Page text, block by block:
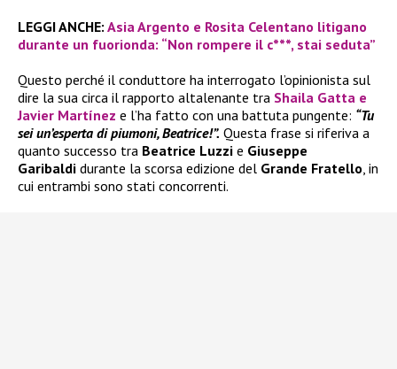
LEGGI ANCHE: Asia Argento e Rosita Celentano litigano
durante un fuorionda: “Non rompere il c***, stai seduta”
Questo perché il conduttore ha interrogato l’opinionista sul
dire la sua circa il rapporto altalenante tra Shaila Gatta e
Javier Martínez e l’ha fatto con una battuta pungente: “Tu
sei un’esperta di piumoni, Beatrice!”. Questa frase si riferiva a
quanto successo tra Beatrice Luzzi e Giuseppe
Garibaldi durante la scorsa edizione del Grande Fratello, in
cui entrambi sono stati concorrenti.